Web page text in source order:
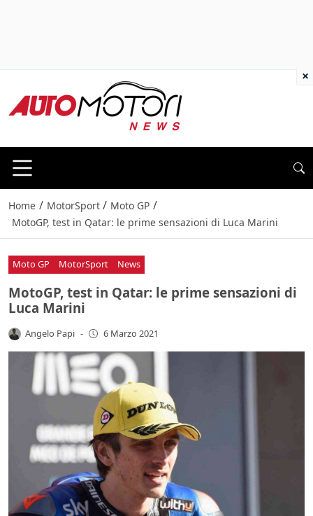
Home / MotorSport / Moto GP /
MotoGP, test in Qatar: le prime sensazioni di Luca Marini
Moto GP MotorSport News
MotoGP, test in Qatar: le prime sensazioni di
Luca Marini
Angelo Papi - 6 Marzo 2021
×